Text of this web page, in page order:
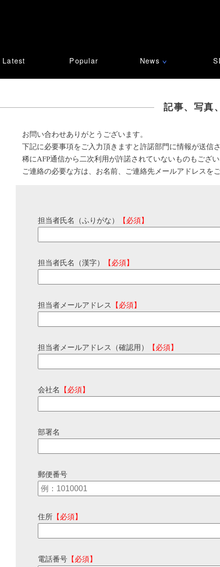
Latest Popular News ∨
記事、写真
お問い合わせありがとうございます。
下記に必要事項をご入力頂きますと許諾部門に情報が送信
稀にAFP通信から二次利用が許諾されていないものもござ
ご連絡の必要な方は、お名前、ご連絡先メールアドレスを
担当者氏名（ふりがな） 【必須】
担当者氏名（漢字） 【必須】
担当者メールアドレス 【必須】
担当者メールアドレス（確認用） 【必須】
会社名 【必須】
部署名
郵便番号
住所 【必須】
電話番号 【必須】